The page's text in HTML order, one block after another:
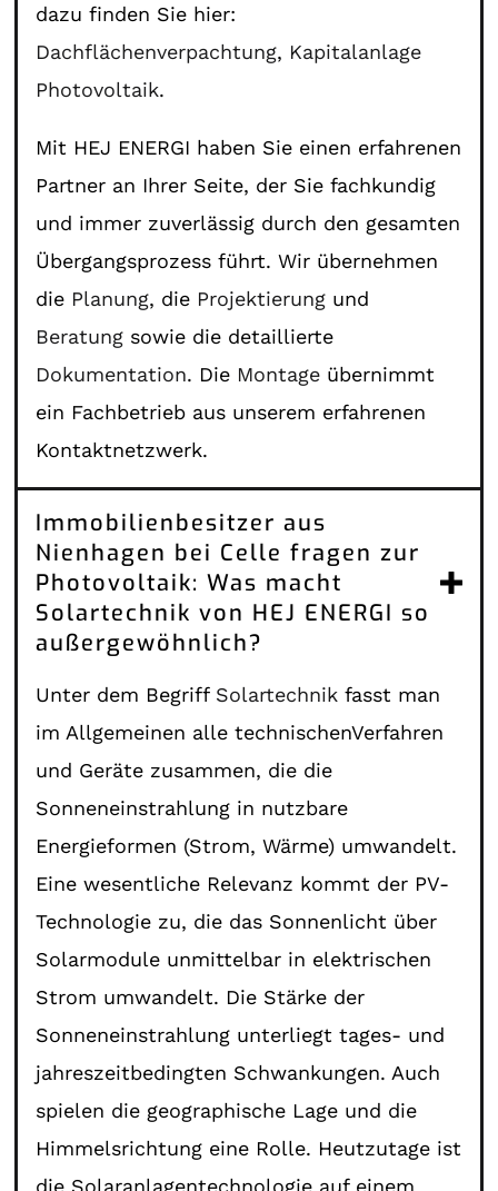
dazu finden Sie hier:
Dachflächenverpachtung, Kapitalanlage
Photovoltaik.
Mit HEJ ENERGI haben Sie einen erfahrenen
Partner an Ihrer Seite, der Sie fachkundig
und immer zuverlässig durch den gesamten
Übergangsprozess führt. Wir übernehmen
die Planung, die Projektierung und
Beratung sowie die detaillierte
Dokumentation. Die Montage übernimmt
ein Fachbetrieb aus unserem erfahrenen
Kontaktnetzwerk.
Immobilienbesitzer aus
Nienhagen bei Celle fragen zur
Photovoltaik: Was macht
Solartechnik von HEJ ENERGI so
außergewöhnlich?
Unter dem Begriff Solartechnik fasst man
im Allgemeinen alle technischenVerfahren
und Geräte zusammen, die die
Sonneneinstrahlung in nutzbare
Energieformen (Strom, Wärme) umwandelt.
Eine wesentliche Relevanz kommt der PV-
Technologie zu, die das Sonnenlicht über
Solarmodule unmittelbar in elektrischen
Strom umwandelt. Die Stärke der
Sonneneinstrahlung unterliegt tages- und
jahreszeitbedingten Schwankungen. Auch
spielen die geographische Lage und die
Himmelsrichtung eine Rolle. Heutzutage ist
die Solaranlagentechnologie auf einem